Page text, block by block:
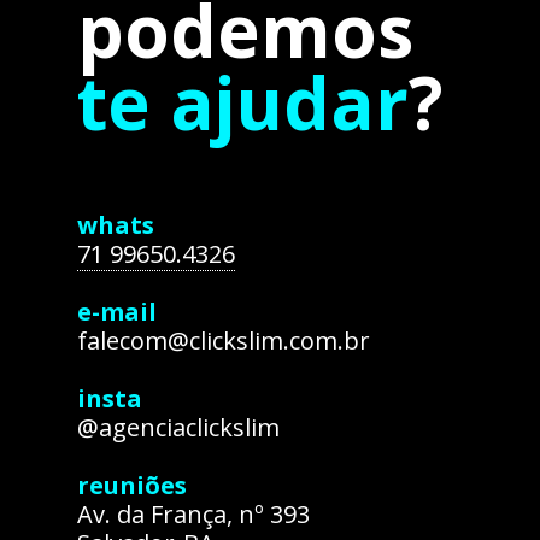
podemos
te ajudar?
whats
71 99650.4326
e-mail
falecom@clickslim.com.br
insta
@agenciaclickslim
reuniões
Av. da França, nº 393